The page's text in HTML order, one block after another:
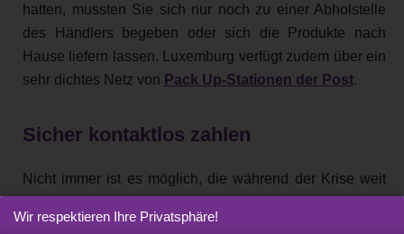
hatten, mussten Sie sich nur noch zu einer Abholstelle
des Händlers begeben oder sich die Produkte nach
Hause liefern lassen. Luxemburg verfügt zudem über ein
sehr dichtes Netz von Pack Up-Stationen der Post.
Sicher kontaktlos zahlen
Nicht immer ist es möglich, die während der Krise weit
einem Einkauf im Geschäft oder wenn Sie im Restaurant
Wir respektieren Ihre Privatsphäre!